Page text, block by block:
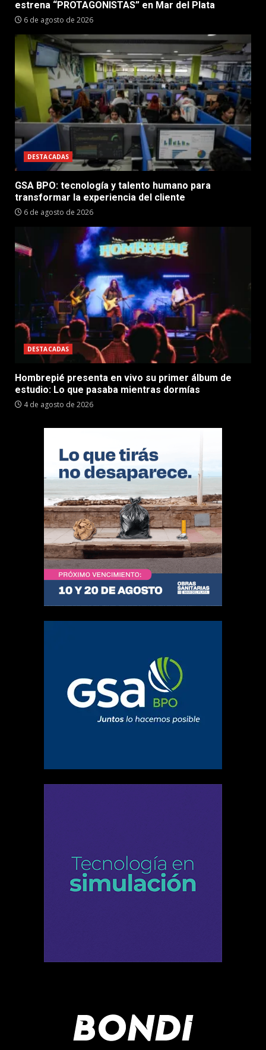
estrena “PROTAGONISTAS” en Mar del Plata
6 de agosto de 2026
DESTACADAS
GSA BPO: tecnología y talento humano para
transformar la experiencia del cliente
6 de agosto de 2026
DESTACADAS
Hombrepié presenta en vivo su primer álbum de
estudio: Lo que pasaba mientras dormías
4 de agosto de 2026